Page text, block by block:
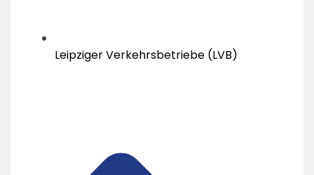
Leipziger Verkehrsbetriebe (LVB)